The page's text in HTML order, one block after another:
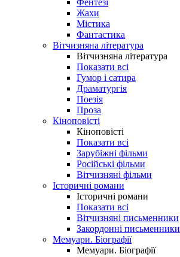
Фентезі
Жахи
Містика
Фантастика
Вітчизняна література
Вітчизняна література
Показати всі
Гумор і сатира
Драматургія
Поезія
Проза
Кіноповісті
Кіноповісті
Показати всі
Зарубіжні фільми
Російські фільми
Вітчизняні фільми
Історичні романи
Історичні романи
Показати всі
Вітчизняні письменники
Закордонні письменники
Мемуари. Біографії
Мемуари. Біографії